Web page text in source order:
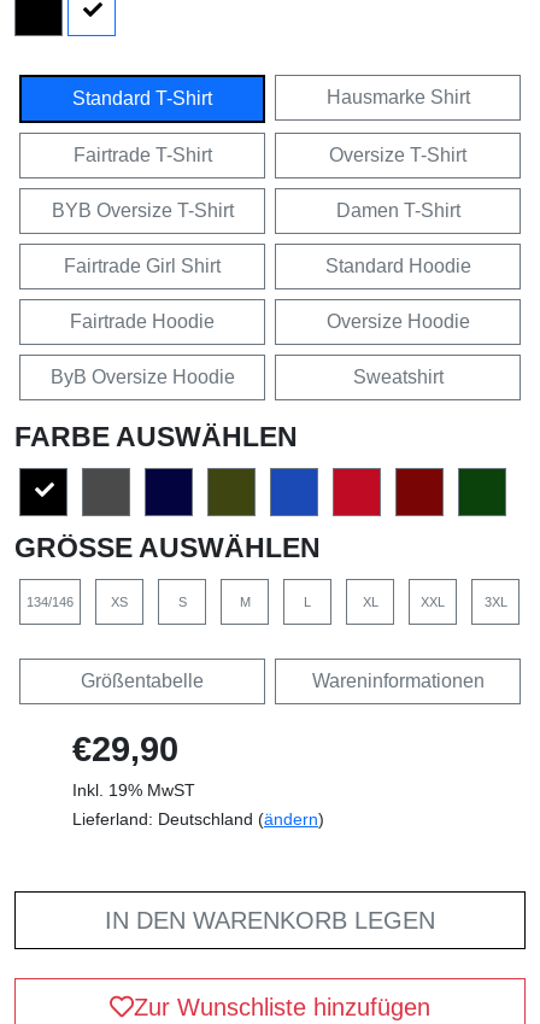
Standard T-Shirt Hausmarke Shirt
Fairtrade T-Shirt Oversize T-Shirt
BYB Oversize T-Shirt Damen T-Shirt
Fairtrade Girl Shirt Standard Hoodie
Fairtrade Hoodie Oversize Hoodie
ByB Oversize Hoodie Sweatshirt
FARBE AUSWÄHLEN
GRÖSSE AUSWÄHLEN
134/146 XS S M XL XXL 3XL
Größentabelle Wareninformationen
€29,90
Inkl. 19% MwST
Lieferland: Deutschland (ändern)
IN DEN WARENKORB LEGEN
Zur Wunschliste hinzufügen